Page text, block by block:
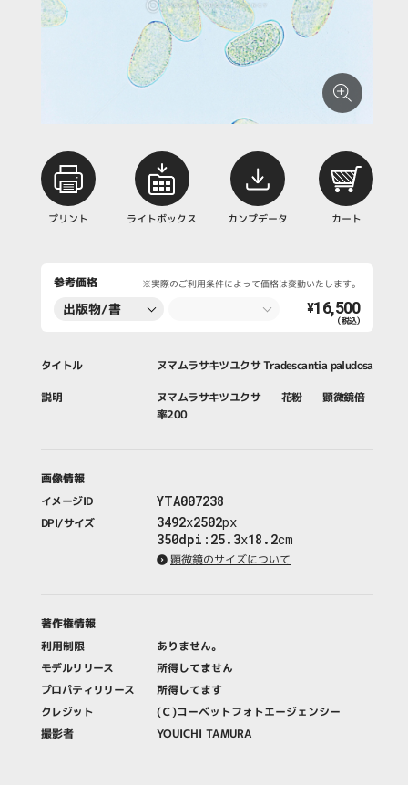
プリント ライトボックス カンプデータ カート
参考価格 ※実際のご利用条件によって価格は変動いたします。
出版物/書
¥16,500
（税込）
タイトル ヌマムラサキツユクサ Tradescantia paludosa
説明
ヌマムラサキツユクサ 花粉 顕微鏡倍
率200
画像情報
イメージID
YTA007238
DPI/サイズ 3492x2502px
350dpi : 25.3x18.2cm
顕微鏡のサイズについて
著作権情報
利用制限
ありません。
モデルリリース
所得してません
プロパティリリース
所得してます
クレジット
(Ｃ)コーベットフォトエージェンシー
撮影者
YOUICHI TAMURA